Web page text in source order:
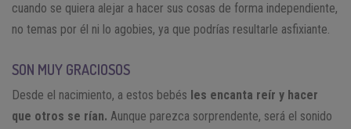
cuando se quiera alejar a hacer sus cosas de forma independiente,
no temas por él ni lo agobies, ya que podrías resultarle asfixiante.
SON MUY GRACIOSOS
Desde el nacimiento, a estos bebés les encanta reír y hacer
que otros se rían. Aunque parezca sorprendente, será el sonido